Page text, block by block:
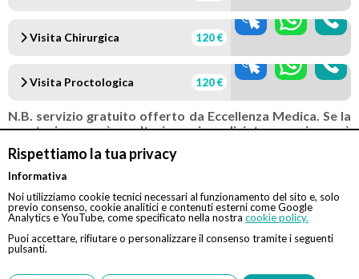
Rispettiamo la tua privacy
Informativa
Noi utilizziamo cookie tecnici necessari al funzionamento del sito e, solo
previo consenso, cookie analitici e contenuti esterni come Google
Analytics e YouTube, come specificato nella nostra cookie policy.
Puoi accettare, rifiutare o personalizzare il consenso tramite i seguenti
pulsanti.
Visita Chirurgica 120 €
Visita Proctologica 120 €
N.B. servizio gratuito offerto da Eccellenza Medica. Se la
prestazione sarà svolta in regime di intramoenia, sarà
cura e responsabilità del medico comunicare o far
comunicare la richiesta di prenotazione al CUP aziendale.
In tal caso, inoltre, Eccellenza Medica svolge la sola
della prestazione dovrà avvenire esclusivamente presso
le casse della struttura.